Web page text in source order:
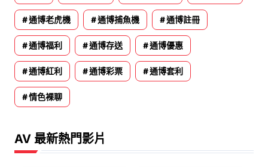
通博老虎機 通博捕魚機 通博註冊
通博福利 通博存送 通博優惠
通博紅利 通博彩票 通博套利
情色裸聊
AV 最新熱門影片